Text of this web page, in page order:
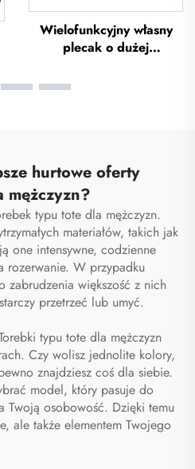
Wielofunkcyjny własny
plecak o dużej
sportowa do siłowni dla
duffel
hurtowe oferty
mężczyzn?
typu tote dla mężczyzn.
materiałów, takich jak
one intensywne, codzienne
rozerwanie. W przypadku
zabrudzenia większość z nich
przetrzeć lub umyć.
typu tote dla mężczyzn
Czy wolisz jednolite kolory,
znajdziesz coś dla siebie.
model, który pasuje do
Twoją osobowość. Dzięki temu
ale także elementem Twojego